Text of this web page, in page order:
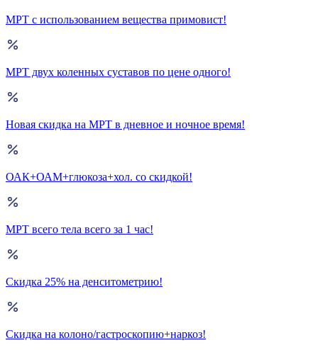
МРТ с использованием вещества примовист!
МРТ двух коленных суставов по цене одного!
Новая скидка на МРТ в дневное и ночное время!
ОАК+ОАМ+глюкоза+хол. со скидкой!
МРТ всего тела всего за 1 час!
Скидка 25% на денситометрию!
Скидка на колоно/гастроскопию+наркоз!